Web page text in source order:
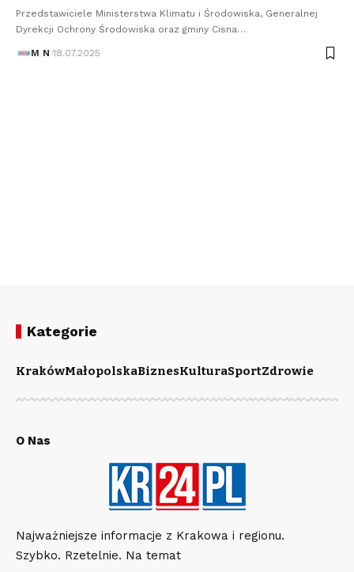
Przedstawiciele Ministerstwa Klimatu i Środowiska, Generalnej
Dyrekcji Ochrony Środowiska oraz gminy Cisna…
M N 18.07.2025
Kategorie
KrakówMałopolskaBiznesKulturaSportZdrowie
O Nas
Najważniejsze informacje z Krakowa i regionu.
Szybko. Rzetelnie. Na temat